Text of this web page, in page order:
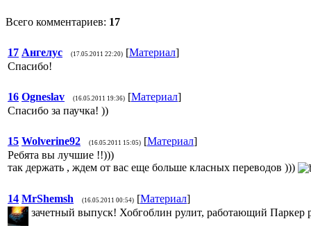
Всего комментариев: 17
17 Ангелус (17.05.2011 22:20) [Материал]
Спасибо!
16 Ogneslav (16.05.2011 19:36) [Материал]
Спасибо за паучка! ))
15 Wolverine92 (16.05.2011 15:05) [Материал]
Ребята вы лучшие !!)))
так держать , ждем от вас еще больше класных переводов )))
14 MrShemsh (16.05.2011 00:54) [Материал]
зачетный выпуск! Хобгоблин рулит, работающий Паркер